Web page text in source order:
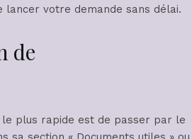
votre demande sans délai.
de
plus rapide est de passer par le